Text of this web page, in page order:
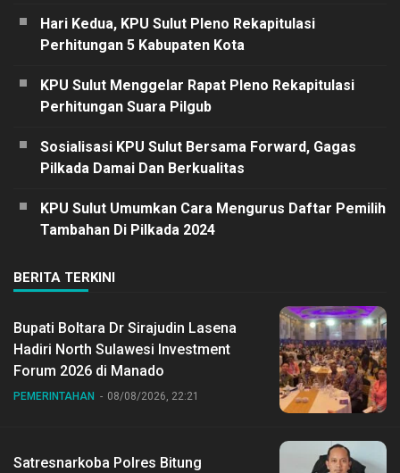
Hari Kedua, KPU Sulut Pleno Rekapitulasi
Perhitungan 5 Kabupaten Kota
KPU Sulut Menggelar Rapat Pleno Rekapitulasi
Perhitungan Suara Pilgub
Sosialisasi KPU Sulut Bersama Forward, Gagas
Pilkada Damai Dan Berkualitas
KPU Sulut Umumkan Cara Mengurus Daftar Pemilih
Tambahan Di Pilkada 2024
BERITA TERKINI
Bupati Boltara Dr Sirajudin Lasena
Hadiri North Sulawesi Investment
Forum 2026 di Manado
PEMERINTAHAN 08/08/2026, 22:21
Satresnarkoba Polres Bitung